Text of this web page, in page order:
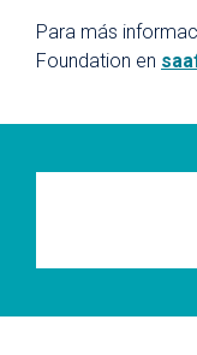
Para más
Foundation en